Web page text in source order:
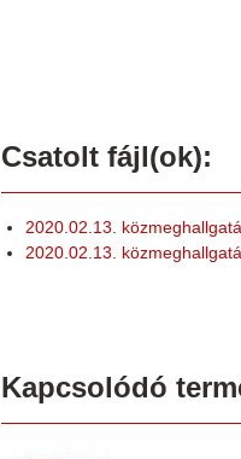
Csatolt fájl(ok):
2020.02.13.
2020.02.13.
Kapcsolódó